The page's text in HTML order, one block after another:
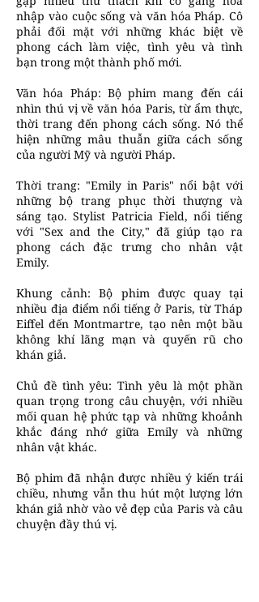
nhập vào cuộc sống và văn hóa Pháp. Cô
phải đối mặt với những khác biệt về
phong cách làm việc, tình yêu và tình
bạn trong một thành phố mới.
Văn hóa Pháp: Bộ phim mang đến cái
nhìn thú vị về văn hóa Paris, từ ẩm thực,
thời trang đến phong cách sống. Nó thể
hiện những mâu thuẫn giữa cách sống
của người Mỹ và người Pháp.
Thời trang: "Emily in Paris" nổi bật với
những bộ trang phục thời thượng và
sáng tạo. Stylist Patricia Field, nổi tiếng
với "Sex and the City," đã giúp tạo ra
phong cách đặc trưng cho nhân vật
Emily.
Khung cảnh: Bộ phim được quay tại
nhiều địa điểm nổi tiếng ở Paris, từ Tháp
Eiffel đến Montmartre, tạo nên một bầu
không khí lãng mạn và quyến rũ cho
khán giả.
Chủ đề tình yêu: Tình yêu là một phần
quan trọng trong câu chuyện, với nhiều
mối quan hệ phức tạp và những khoảnh
khắc đáng nhớ giữa Emily và những
nhân vật khác.
Bộ phim đã nhận được nhiều ý kiến trái
chiều, nhưng vẫn thu hút một lượng lớn
khán giả nhờ vào vẻ đẹp của Paris và câu
chuyện đầy thú vị.